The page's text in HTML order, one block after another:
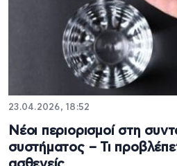
23.04.2026, 18:52
Νέοι περιορισμοί στη
συστήματος – Τι